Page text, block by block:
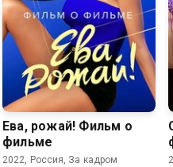
Ева, рожай! Фильм о
фильме
2022, Россия, За кадром